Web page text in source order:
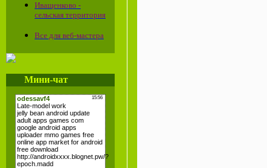
Иващенково -
сельская территория
Все для веб-мастера
Мини-чат